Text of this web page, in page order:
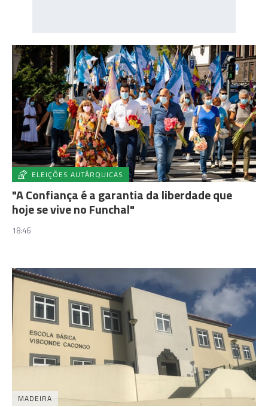
ELEIÇÕES AUTÁRQUICAS
"A Confiança é a garantia da liberdade que
hoje se vive no Funchal"
18:46
MADEIRA